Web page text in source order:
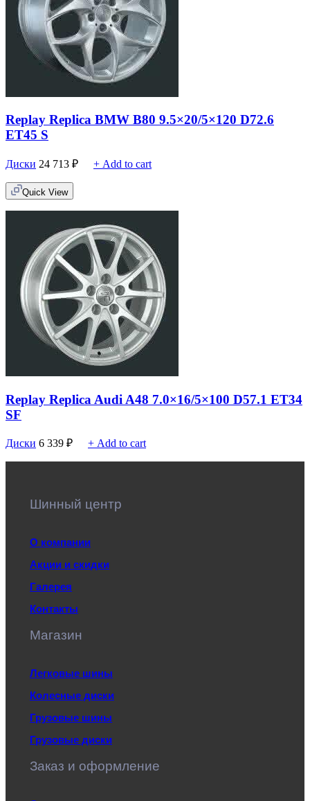
Replay Replica BMW B80 9.5×20/5×120 D72.6
ET45 S
Диски 24 713 ₽ + Add to cart
Quick View
Replay Replica Audi A48 7.0×16/5×100 D57.1 ET34
SF
Диски 6 339 ₽ + Add to cart
Шинный центр
О компании
Акции и скидки
Галерея
Контакты
Магазин
Легковые шины
Колесные диски
Грузовые шины
Грузовые диски
Заказ и оформление